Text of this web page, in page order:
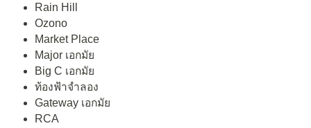
Rain Hill
Ozono
Market Place
Major เอกมัย
Big C เอกมัย
ท้องฟ้าจำลอง
Gateway เอกมัย
RCA